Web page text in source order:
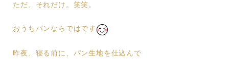
ただ、それだけ。笑笑。
おうちパンならではです
昨夜、寝る前に、パン生地を仕込んで